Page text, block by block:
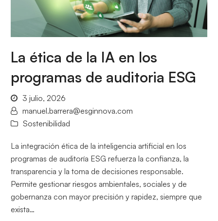
La ética de la IA en los
programas de auditoria ESG
3 julio, 2026
manuel.barrera@esginnova.com
Sostenibilidad
La integración ética de la inteligencia artificial en los
programas de auditoría ESG refuerza la confianza, la
transparencia y la toma de decisiones responsable.
Permite gestionar riesgos ambientales, sociales y de
gobernanza con mayor precisión y rapidez, siempre que
exista…